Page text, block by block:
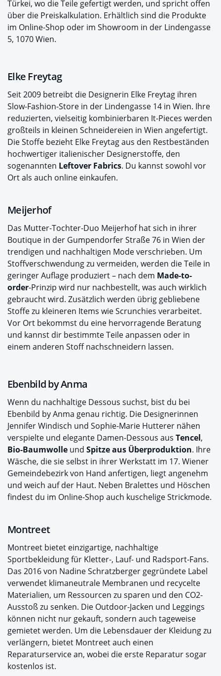
Türkei, wo die Teile gefertigt werden, und spricht offen
über die Preiskalkulation. Erhältlich sind die Produkte
im Online-Shop oder im Showroom in der Lindengasse
5, 1070 Wien.
Elke Freytag
Seit 2009 betreibt die Designerin Elke Freytag ihren
Slow-Fashion-Store in der Lindengasse 14 in Wien. Ihre
reduzierten, vielseitig kombinierbaren It-Pieces werden
großteils in kleinen Schneidereien in Wien angefertigt.
Die Stoffe bezieht Elke Freytag aus den Restbeständen
hochwertiger italienischer Designerstoffe, den
sogenannten Leftover Fabrics. Du kannst sowohl vor
Ort als auch online einkaufen.
Meijerhof
Das Mutter-Tochter-Duo Meijerhof hat sich in ihrer
Boutique in der Gumpendorfer Straße 76 in Wien der
trendigen und nachhaltigen Mode verschrieben. Um
Stoffverschwendung zu vermeiden, werden die Teile in
geringer Auflage produziert – nach dem Made-to-
order-Prinzip wird nur nachbestellt, was auch wirklich
gebraucht wird. Zusätzlich werden übrig gebliebene
Stoffe zu kleineren Items wie Scrunchies verarbeitet.
Vor Ort bekommst du eine hervorragende Beratung
und kannst dir bestimmte Teile anpassen oder in
einem anderen Stoff nachschneidern lassen.
Ebenbild by Anma
Wenn du nachhaltige Dessous suchst, bist du bei
Ebenbild by Anma genau richtig. Die Designerinnen
Jennifer Windisch und Sophie-Marie Hutterer nähen
verspielte und elegante Damen-Dessous aus Tencel,
Bio-Baumwolle und Spitze aus Überproduktion. Ihre
Wäsche, die sie selbst in ihrer Werkstatt im 17. Wiener
Gemeindebezirk von Hand anfertigen, liegt angenehm
und weich auf der Haut. Neben Bralettes und Höschen
findest du im Online-Shop auch kuschelige Strickmode.
Montreet
Montreet bietet einzigartige, nachhaltige
Sportbekleidung für Kletter-, Lauf- und Radsport-Fans.
Das 2016 von Nadine Schratzberger gegründete Label
verwendet klimaneutrale Membranen und recycelte
Materialien, um Ressourcen zu sparen und den CO2-
Ausstoß zu senken. Die Outdoor-Jacken und Leggings
können nicht nur gekauft, sondern auch tageweise
gemietet werden. Um die Lebensdauer der Kleidung zu
verlängern, bietet Montreet auch einen
Reparaturservice an, wobei die erste Reparatur sogar
kostenlos ist.